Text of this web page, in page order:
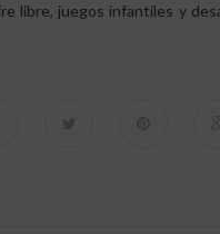
libre, juegos infantiles y